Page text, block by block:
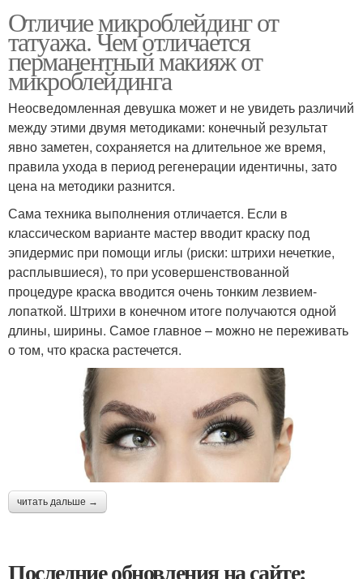
Отличие микроблейдинг от
татуажа. Чем отличается
перманентный макияж от
микроблейдинга
Неосведомленная девушка может и не увидеть различий
между этими двумя методиками: конечный результат
явно заметен, сохраняется на длительное же время,
правила ухода в период регенерации идентичны, зато
цена на методики разнится.
Сама техника выполнения отличается. Если в
классическом варианте мастер вводит краску под
эпидермис при помощи иглы (риски: штрихи нечеткие,
расплывшиеся), то при усовершенствованной
процедуре краска вводится очень тонким лезвием-
лопаткой. Штрихи в конечном итоге получаются одной
длины, ширины. Самое главное – можно не переживать
о том, что краска растечется.
читать дальше →
Последние обновления на сайте: